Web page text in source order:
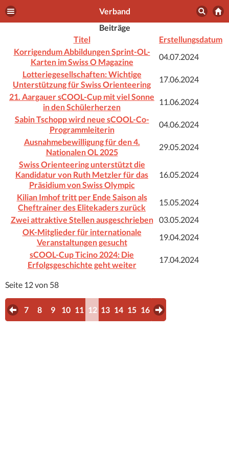
Verband
Beiträge
Titel
Erstellungsdatum
Korrigendum Abbildungen Sprint-OL-
Karten im Swiss O Magazine
04.07.2024
Lotteriegesellschaften: Wichtige
Unterstützung für Swiss Orienteering
17.06.2024
21. Aargauer sCOOL-Cup mit viel Sonne
in den Schülerherzen
11.06.2024
Sabin Tschopp wird neue sCOOL-Co-
Programmleiterin
04.06.2024
Ausnahmebewilligung für den 4.
Nationalen OL 2025
29.05.2024
Swiss Orienteering unterstützt die
Kandidatur von Ruth Metzler für das
Präsidium von Swiss Olympic
16.05.2024
Kilian Imhof tritt per Ende Saison als
Cheftrainer des Elitekaders zurück
15.05.2024
Zwei attraktive Stellen ausgeschrieben
03.05.2024
OK-Mitglieder für internationale
Veranstaltungen gesucht
19.04.2024
sCOOL-Cup Ticino 2024: Die
Erfolgsgeschichte geht weiter
17.04.2024
Seite 12 von 58
7 8 9 10 11 12 13 14 15 16